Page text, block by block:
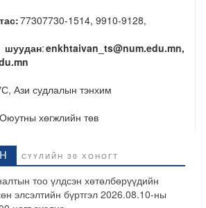
77307730-1514, 9910-9128,
:enkhtaivan_ts@num.edu.mn,
Ази судлалын тэнхим
Оюутны хөгжлийн төв
СҮҮЛИЙН 30 ХОНОГТ
тоо үлдсэн хөтөлбөрүүдийн
элсэлтийн бүртгэл 2026.08.10-ны